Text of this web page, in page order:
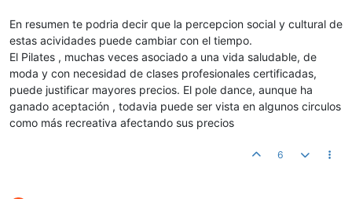
En resumen te podria decir que la percepcion social y cultural de
estas acividades puede cambiar con el tiempo.
El Pilates , muchas veces asociado a una vida saludable, de
moda y con necesidad de clases profesionales certificadas,
puede justificar mayores precios. El pole dance, aunque ha
ganado aceptación , todavia puede ser vista en algunos circulos
como más recreativa afectando sus precios
6